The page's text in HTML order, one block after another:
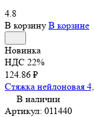
4.8
В корзину В корзине
Новинка
НДС 22%
124.86 ₽
Стяжка нейлоновая
В наличии
Артикул: 011440